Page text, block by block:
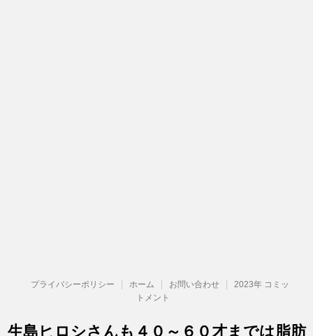
プライバシーポリシー ホーム お問い合わせ
2023年 コミッ
トメント
生島ヒロシさんも４０～６０才までは脂肪